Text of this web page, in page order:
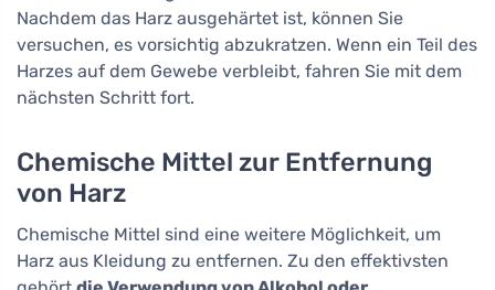
Nachdem das Harz ausgehärtet ist, können Sie
versuchen, es vorsichtig abzukratzen. Wenn ein Teil des
Harzes auf dem Gewebe verbleibt, fahren Sie mit dem
nächsten Schritt fort.
Chemische Mittel zur Entfernung
von Harz
Chemische Mittel sind eine weitere Möglichkeit, um
Harz aus Kleidung zu entfernen. Zu den effektivsten